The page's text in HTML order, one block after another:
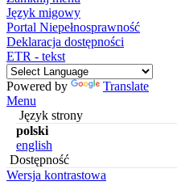
Język migowy
Portal Niepełnosprawność
Deklaracja dostępności
ETR - tekst
Powered by
Translate
Menu
Język strony
polski
english
Dostępność
Wersja kontrastowa